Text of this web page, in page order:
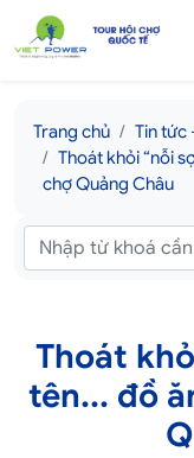
Trang chủ
Tin tức
Thoát khỏi “nỗi
chợ Quảng Châu
Thoát
tên... đồ